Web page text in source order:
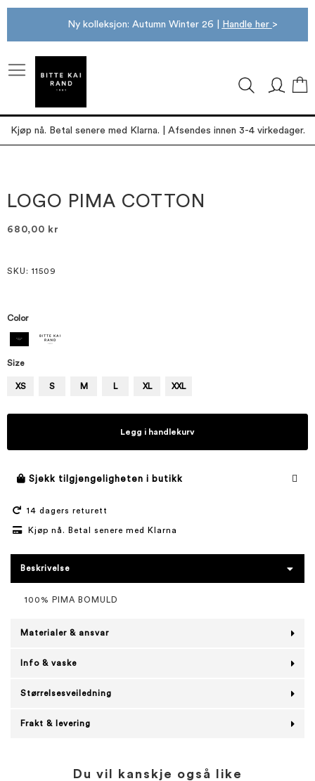
Ny kolleksjon: Autumn Winter 26 | Handle her >
Kjøp nå. Betal senere med Klarna. | Afsendes innen 3-4 virkedager.
slutten
av
begynnelsen
av
LOGO PIMA COTTON
680,00 kr
SKU : 11509
Color
Size
XS S M L XL XXL
Legg i handlekurv
Sjekk tilgjengeligheten i butikk
14 dagers returett
Kjøp nå. Betal senere med Klarna
Beskrivelse
100% PIMA BOMULD
Materialer & ansvar
Info & vaske
Størrelsesveiledning
Frakt & levering
Du vil kanskje også like